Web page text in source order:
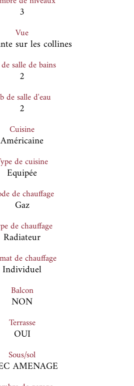
3
Vue
sur les collines
salle de bains
2
de salle d'eau
2
Cuisine
Américaine
de cuisine
Equipée
de chauffage
Gaz
de chauffage
Radiateur
de chauffage
Individuel
Balcon
NON
Terrasse
OUI
Sous/sol
AMENAGE